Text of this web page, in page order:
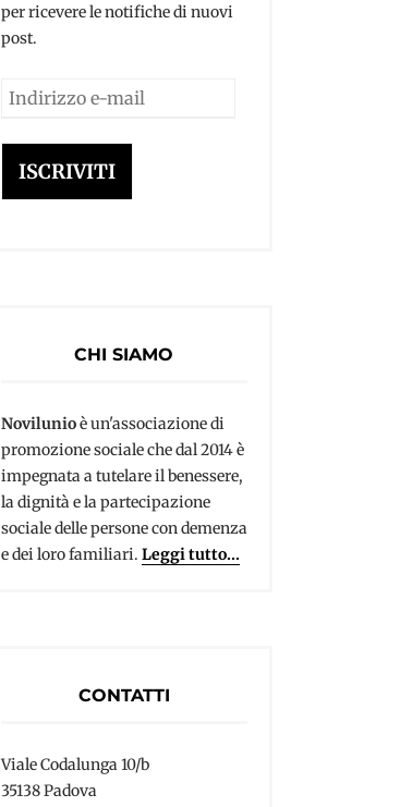
per ricevere le notifiche di nuovi
post.
Indirizzo
mail
ISCRIVITI
CHI SIAMO
Novilunioè un'associazione di
promozione sociale che dal 2014 è
impegnata a tutelare il benessere,
la dignità e la partecipazione
sociale delle persone con demenza
e dei loro familiari. Leggi tutto...
CONTATTI
Viale Codalunga 10/b
35138 Padova